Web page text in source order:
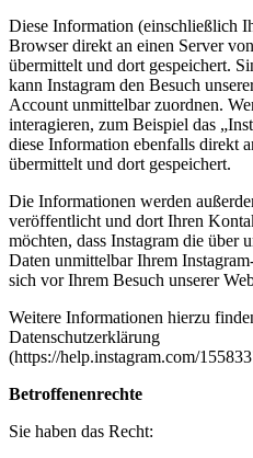
Diese Information (einschließlich
Browser direkt an einen Server
übermittelt und dort gespeichert.
kann Instagram den Besuch
Account unmittelbar zuordnen.
interagieren, zum Beispiel das
diese Information ebenfalls direkt
übermittelt und dort gespeichert.
Die Informationen werden
veröffentlicht und dort Ihren
möchten, dass Instagram die über
Daten unmittelbar Ihrem
sich vor Ihrem Besuch unserer
Weitere Informationen hierzu
Datenschutzerklärung
(https://help.instagram.com/
Betroffenenrechte
Sie haben das Recht: